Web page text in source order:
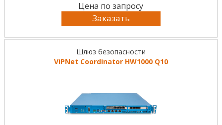
Цена по запросу
Заказать
Шлюз безопасности
ViPNet Coordinator HW1000 Q10